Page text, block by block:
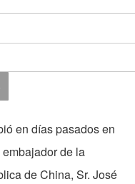
en días pasados en
de la
de China, Sr. José